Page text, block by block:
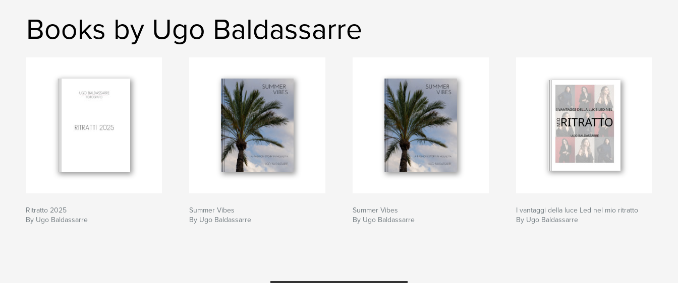
Books by Ugo Baldassarre
Ritratto 2025
By Ugo Baldassarre
Summer Vibes
By Ugo Baldassarre
Summer Vibes
By Ugo Baldassarre
I vantaggi della luce Led nel mio ritratto
By Ugo Baldassarre